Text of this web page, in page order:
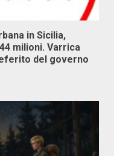
in Sicilia,
milioni. Varrica
del governo